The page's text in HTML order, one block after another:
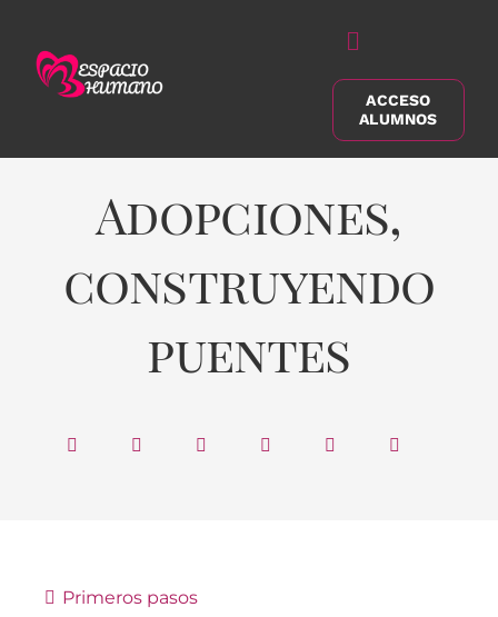
contenido
Alternar
navegación
Buscar:
ACCESO
ALUMNOS
Adopciones,
construyendo
puentes
Primeros pasos